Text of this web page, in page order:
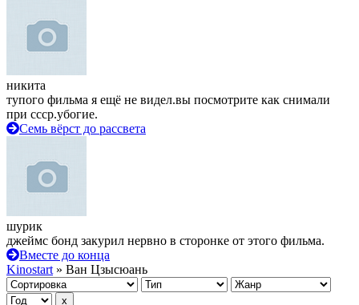
никита
тупого фильма я ещё не видел.вы посмотрите как снимали
при ссср.убогие.
Семь вёрст до рассвета
шурик
джеймс бонд закурил нервно в сторонке от этого фильма.
Вместе до конца
Kinostart » Ван Цзысюань